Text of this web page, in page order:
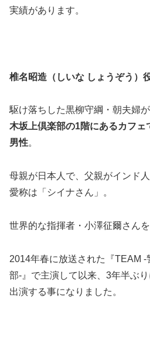
実績があります。
椎名昭造（しいな しょうぞう）
駆け落ちした黒柳守綱・朝夫婦
木坂上倶楽部の1階にあるカフェ
男性。
母親が日本人で、父親がインド人
愛称は「シイナさん」。
世界的な指揮者・小澤征爾さん
2014年春に放送された『TEAM
部-』で主演して以来、3年半ぶ
出演する事になりました。